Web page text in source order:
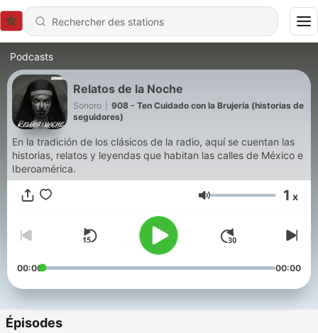
Podcasts
Relatos de la Noche
Sonoro
908 - Ten Cuidado con la Brujería (historias de
seguidores)
En la tradición de los clásicos de la radio, aquí se cuentan las
historias, relatos y leyendas que habitan las calles de México e
Iberoamérica.
Volume 1 x
00:00 00:00
Épisodes